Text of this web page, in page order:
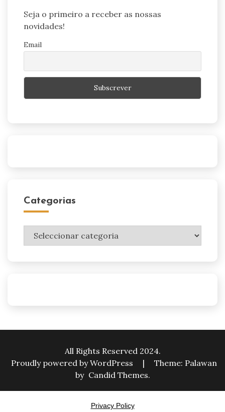
Seja o primeiro a receber as nossas
novidades!
Email
Categorias
Categorias
All Rights Reserved 2024.
Proudly powered by WordPress
|
Theme: Palawan
by Candid Themes.
Privacy Policy